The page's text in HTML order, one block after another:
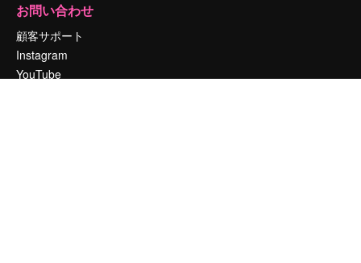
お問い合わせ
顧客サポート
Instagram
YouTube